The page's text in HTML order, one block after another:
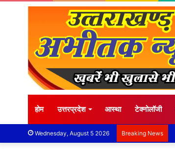
होम उत्तरप्रदेश आस्था टेक्नोलॉजी
Wednesday, August 5 2026 Breaking News